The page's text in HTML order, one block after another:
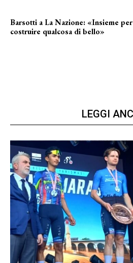
Barsotti a La Nazione: «Insieme per
costruire qualcosa di bello»
LEGGI